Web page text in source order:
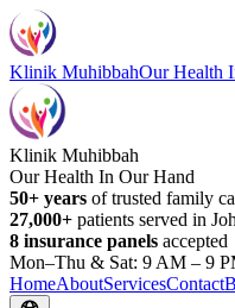
Klinik MuhibbahOur Health
Klinik Muhibbah
Our Health In Our Hand
50+ years of trusted family
27,000+ patients served in
8 insurance panels accepted
Mon–Thu & Sat: 9 AM – 9
HomeAboutServicesContact